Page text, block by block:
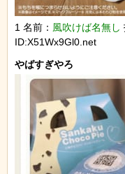
1 名前： 風吹けば名無し
ID:X51Wx9Gl0.net